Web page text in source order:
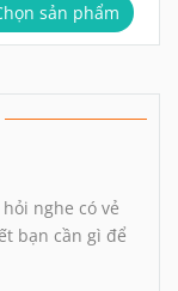
sản phẩm
nghe có vẻ
bạn cần gì để